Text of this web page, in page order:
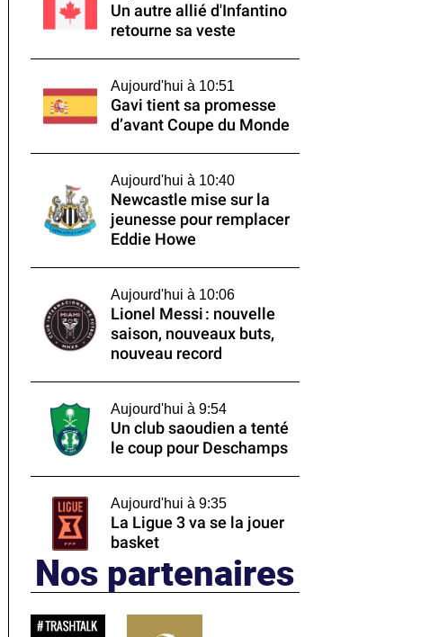
Un autre allié d'Infantino
retourne sa veste
Aujourd'hui à 10:51
Gavi tient sa promesse
d’avant Coupe du Monde
Aujourd'hui à 10:40
Newcastle mise sur la
jeunesse pour remplacer
Eddie Howe
Aujourd'hui à 10:06
Lionel Messi : nouvelle
saison, nouveaux buts,
nouveau record
Aujourd'hui à 9:54
Un club saoudien a tenté
le coup pour Deschamps
Aujourd'hui à 9:35
La Ligue 3 va se la jouer
basket
Nos partenaires